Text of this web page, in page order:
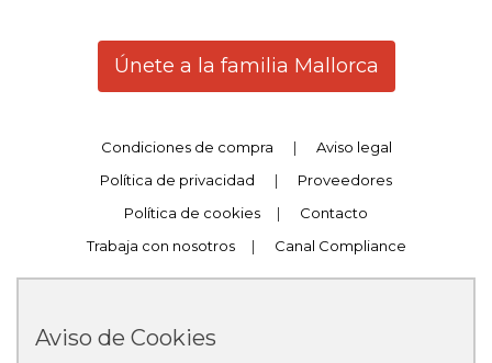
Únete a la familia Mallorca
Condiciones de compra |
Aviso legal
Política de privacidad
|
Proveedores
Política de cookies
|
Contacto
Trabaja con nosotros
| Canal Compliance
Aviso de Cookies